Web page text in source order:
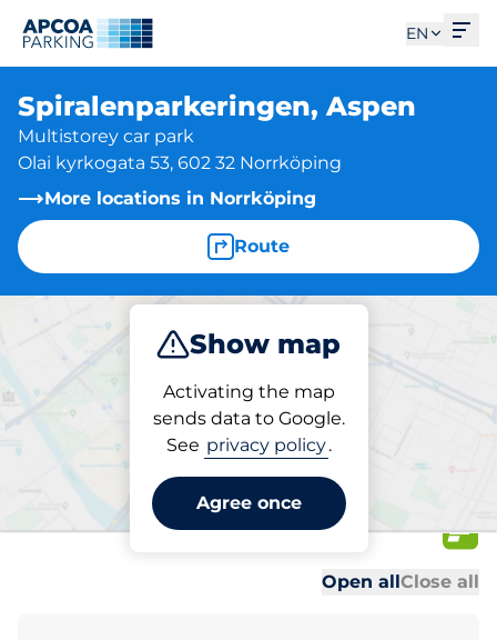
EN
Spiralenparkeringen, Aspen
Multistorey car park
Olai kyrkogata 53, 602 32 Norrköping
More locations in Norrköping
Route
Show map
Activating the map
sends data to Google.
See privacy policy.
Agree once
Park
Parking at location
Spiralenparkeringen,
Aspen
Open allClose all